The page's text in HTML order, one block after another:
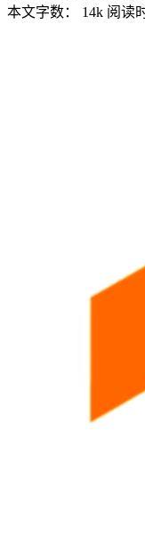
本文字数：
14k 阅读